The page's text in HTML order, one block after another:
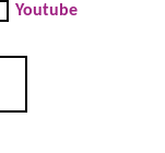
Youtube